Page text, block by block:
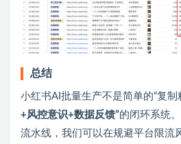
总结
小红书AI批量生产不是简单的“复制
+风控意识+数据反馈”的闭环系统
流水线，我们可以在规避平台限流